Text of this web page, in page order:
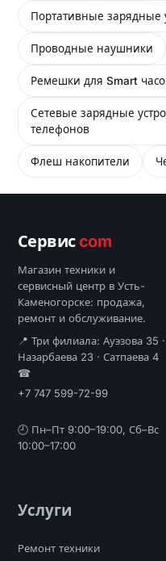
Портативные зарядные
Проводные наушники
Ремешки для Smart
Сетевые зарядные
телефонов
Флеш накопители
Сервисcom
Магазин техники и
сервисный центр в Усть-
Каменогорске: продажа,
ремонт и обслуживание.
📍 Три филиала: Ауэзова 35 ·
Назарбаева 23 · Сатпаева 4
☎
+7 747 599-72-99
🕘 Пн–Пт 9:00–19:00, Сб–Вс
10:00–17:00
Услуги
Ремонт техники